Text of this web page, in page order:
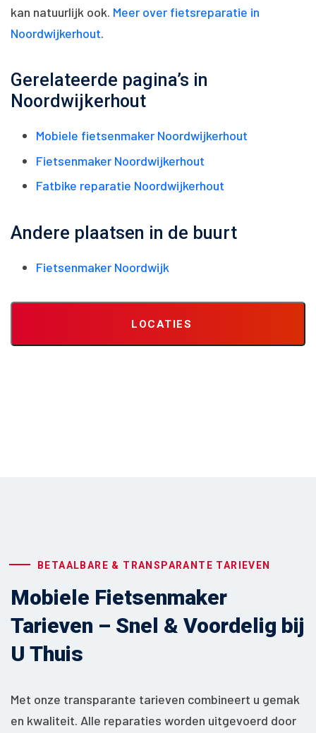
LOCATIES
kan natuurlijk ook. Meer over fietsreparatie in
Noordwijkerhout.
Gerelateerde pagina’s in
Noordwijkerhout
Mobiele fietsenmaker Noordwijkerhout
Fietsenmaker Noordwijkerhout
Fatbike reparatie Noordwijkerhout
Andere plaatsen in de buurt
Fietsenmaker Noordwijk
BETAALBARE & TRANSPARANTE TARIEVEN
Mobiele Fietsenmaker
Tarieven – Snel & Voordelig bij
U Thuis
Met onze transparante tarieven combineert u gemak
en kwaliteit. Alle reparaties worden uitgevoerd door